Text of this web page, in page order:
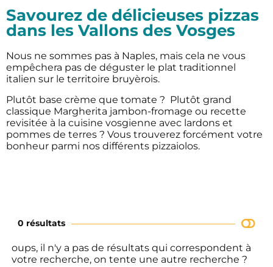
Savourez de délicieuses pizzas
dans les Vallons des Vosges
Nous ne sommes pas à Naples, mais cela ne vous
empêchera pas de déguster le plat traditionnel
italien sur le territoire bruyèrois.
Plutôt base crème que tomate ? Plutôt grand
classique Margherita jambon-fromage ou recette
revisitée à la cuisine vosgienne avec lardons et
pommes de terres ? Vous trouverez forcément votre
bonheur parmi nos différents pizzaiolos.
0 résultats
oups, il n'y a pas de résultats qui correspondent à
votre recherche, on tente une autre recherche ?